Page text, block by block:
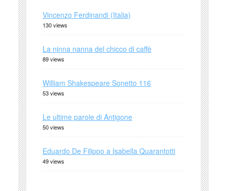
Vincenzo Ferdinandi (Italia)
130 views
La ninna nanna del chicco di caffè
89 views
William Shakespeare Sonetto 116
53 views
Le ultime parole di Antigone
50 views
Eduardo De Filippo a Isabella Quarantotti
49 views